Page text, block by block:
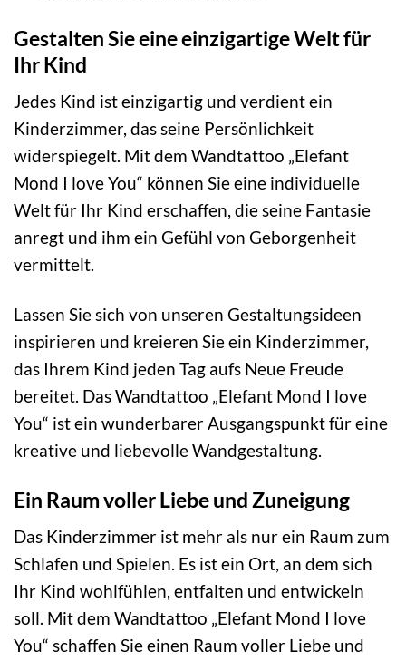
Gestalten Sie eine einzigartige Welt für
Ihr Kind
Jedes Kind ist einzigartig und verdient ein
Kinderzimmer, das seine Persönlichkeit
widerspiegelt. Mit dem Wandtattoo „Elefant
Mond I love You“ können Sie eine individuelle
Welt für Ihr Kind erschaffen, die seine Fantasie
anregt und ihm ein Gefühl von Geborgenheit
vermittelt.
Lassen Sie sich von unseren Gestaltungsideen
inspirieren und kreieren Sie ein Kinderzimmer,
das Ihrem Kind jeden Tag aufs Neue Freude
bereitet. Das Wandtattoo „Elefant Mond I love
You“ ist ein wunderbarer Ausgangspunkt für eine
kreative und liebevolle Wandgestaltung.
Ein Raum voller Liebe und Zuneigung
Das Kinderzimmer ist mehr als nur ein Raum zum
Schlafen und Spielen. Es ist ein Ort, an dem sich
Ihr Kind wohlfühlen, entfalten und entwickeln
soll. Mit dem Wandtattoo „Elefant Mond I love
You“ schaffen Sie einen Raum voller Liebe und